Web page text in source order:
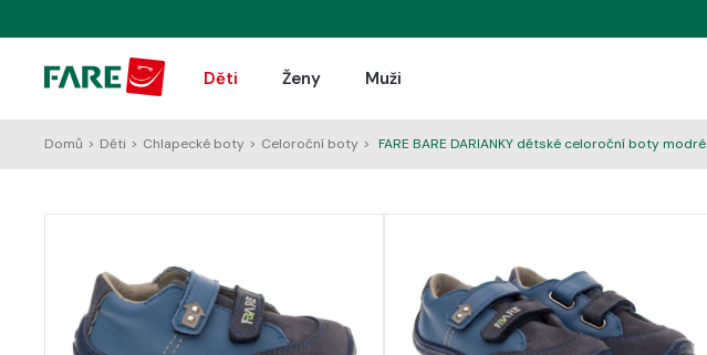
Děti Ženy Muži
Domů > Děti > Chlapecké boty > Celoroční boty > FARE BARE DARIANKY dětské celoroční boty modré